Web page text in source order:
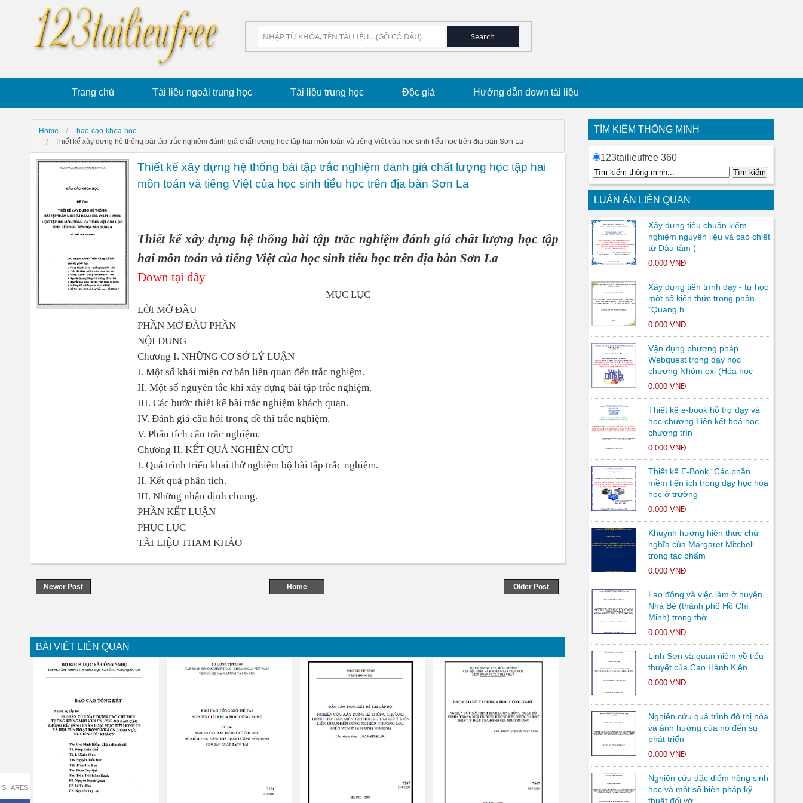
Trang chủ Tài liệu ngoài trung học Tài liệu trung học Độc giả Hướng dẫn down tài liệu
Home
bao-cao-khoa-hoc
Thiết kế xây dựng hệ thống bài tập trắc nghiệm đánh giá chất lượng học tập hai môn toán và tiếng Việt của học sinh tiểu học trên địa bàn Sơn La
SHARES
Thiết kế xây dựng hệ thống bài tập trắc nghiệm đánh giá chất lượng học tập hai
môn toán và tiếng Việt của học sinh tiểu học trên địa bàn Sơn La
Thiết kế xây dựng hệ thống bài tập trắc nghiệm đánh giá chất lượng học tập
hai môn toán và tiếng Việt của học sinh tiểu học trên địa bàn Sơn La
Down tại đây
MỤC LỤC
LỜI MỞ ĐẦU
PHẦN MỞ ĐẦU PHẦN
NỘI DUNG
Chương I. NHỮNG CƠ SỞ LÝ LUẬN
I. Một số khái miện cơ bản liên quan đến trắc nghiệm.
II. Một số nguyên tắc khi xây dựng bài tập trắc nghiệm.
III. Các bước thiết kế bài trắc nghiệm khách quan.
IV. Đánh giá câu hỏi trong đề thi trắc nghiệm.
V. Phân tích câu trắc nghiệm.
Chương II. KẾT QUẢ NGHIÊN CỨU
I. Quá trình triển khai thử nghiệm bộ bài tập trắc nghiệm.
II. Kết quả phân tích.
III. Những nhận định chung.
PHẦN KẾT LUẬN
PHỤC LỤC
TÀI LIỆU THAM KHẢO
Newer Post Older Post
Home
BÀI VIẾT LIÊN QUAN
TÌM KIẾM THÔNG MINH
123tailieufree 360
LUẬN ÁN LIÊN QUAN
Xây dựng tiêu chuẩn kiểm
nghiệm nguyên liệu và cao chiết
từ Dâu tằm (
0.000 VNĐ
Xây dựng tiến trình dạy - tự học
một số kiến thức trong phần
“Quang h
0.000 VNĐ
Vận dụng phương pháp
Webquest trong dạy học
chương Nhóm oxi (Hóa học
0.000 VNĐ
Thiết kế e-book hỗ trợ dạy và
học chương Liên kết hoá học
chương trìn
0.000 VNĐ
Thiết kế E-Book “Các phần
mềm tiện ích trong dạy học hóa
học ở trường
0.000 VNĐ
Khuynh hướng hiện thực chủ
nghĩa của Margaret Mitchell
trong tác phẩm
0.000 VNĐ
Lao động và việc làm ở huyện
Nhà Bè (thành phố Hồ Chí
Minh) trong thờ
0.000 VNĐ
Linh Sơn và quan niệm về tiểu
thuyết của Cao Hành Kiện
0.000 VNĐ
Nghiên cứu quá trình đô thị hóa
và ảnh hưởng của nó đến sự
phát triển
0.000 VNĐ
Nghiên cứu đặc điểm nông sinh
học và một số biện pháp kỹ
thuật đối vớ